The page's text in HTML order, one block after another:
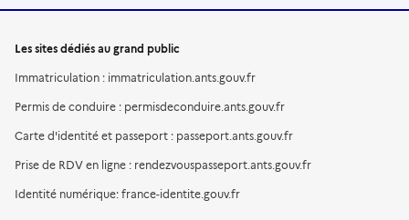
Les sites dédiés au grand public
Immatriculation : immatriculation.ants.gouv.fr
Permis de conduire : permisdeconduire.ants.gouv.fr
Carte d'identité et passeport : passeport.ants.gouv.fr
Prise de RDV en ligne : rendezvouspasseport.ants.gouv.fr
Identité numérique: france-identite.gouv.fr